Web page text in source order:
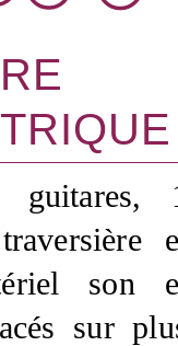
guitares,
son
sur